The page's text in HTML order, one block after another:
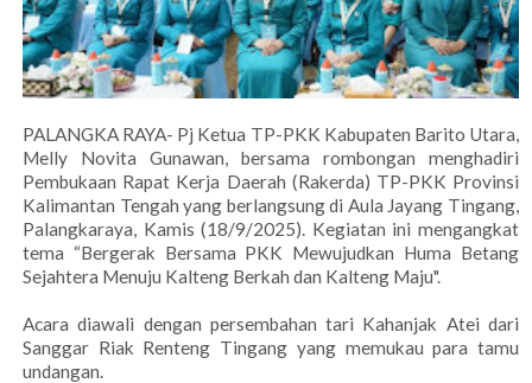
PALANGKA RAYA- Pj Ketua TP-PKK Kabupaten Barito Utara,
Melly Novita Gunawan, bersama rombongan menghadiri
Pembukaan Rapat Kerja Daerah (Rakerda) TP-PKK Provinsi
Kalimantan Tengah yang berlangsung di Aula Jayang Tingang,
Palangkaraya, Kamis (18/9/2025). Kegiatan ini mengangkat
tema “Bergerak Bersama PKK Mewujudkan Huma Betang
Sejahtera Menuju Kalteng Berkah dan Kalteng Maju".
Acara diawali dengan persembahan tari Kahanjak Atei dari
Sanggar Riak Renteng Tingang yang memukau para tamu
undangan.